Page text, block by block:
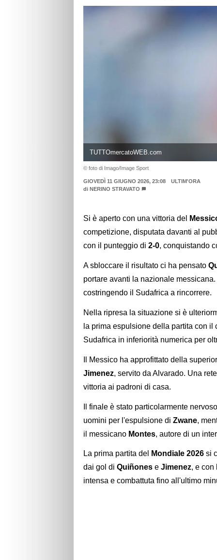
TUTTOmercatoWEB.com
© foto di Imago/Image Sport
GIOVEDÌ 11 GIUGNO 2026, 23:08
ULTIM'ORA
di NERINO STRAVATO
Si è aperto con una vittoria del
competizione, disputata davanti al
con il punteggio di 2-0, conquistando
A sbloccare il risultato ci ha pensato
portare avanti la nazionale
costringendo il Sudafrica a rincorrere.
Nella ripresa la situazione si è
la prima espulsione della partita con il
Sudafrica in inferiorità numerica per
Il Messico ha approfittato della
Jimenez, servito da Alvarado. Una
vittoria ai padroni di casa.
Il finale è stato particolarmente
uomini per l'espulsione di Zwane,
il messicano Montes, autore di un
La prima partita del Mondiale 2026 si
dai gol di Quiñones e Jimenez, e con
intensa e combattuta fino all'ultimo